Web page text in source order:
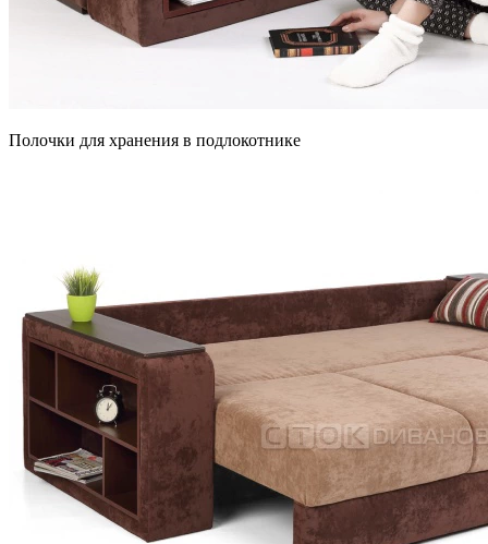
Полочки для хранения в подлокотнике